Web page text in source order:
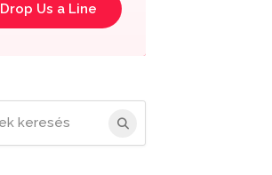
Drop Us a Line